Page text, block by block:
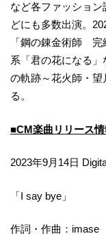
など各ファッショ
どにも多数出演。
「鋼の錬金術師
系「君の花になる
の軌跡～花火師・
る。
■CM楽曲リリース情
2023年9月14日
「I say bye」
作詞・作曲：imase